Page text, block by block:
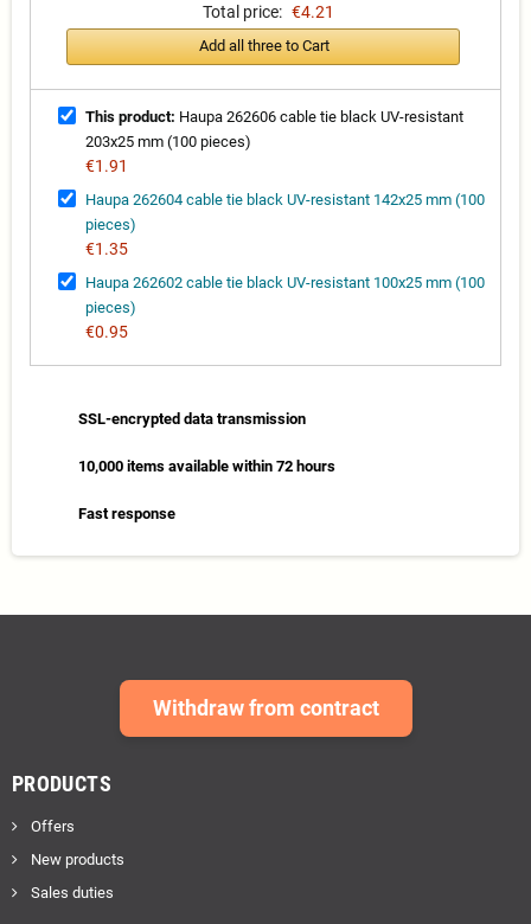
Total price: €4.21
Add all three to Cart
This product: Haupa 262606 cable tie black UV-resistant
203x25 mm (100 pieces)
€1.91
Haupa 262604 cable tie black UV-resistant 142x25 mm (100
pieces)
€1.35
Haupa 262602 cable tie black UV-resistant 100x25 mm (100
pieces)
€0.95
SSL-encrypted data transmission
10,000 items available within 72 hours
Fast response
Withdraw from contract
PRODUCTS
Offers
New products
Sales duties